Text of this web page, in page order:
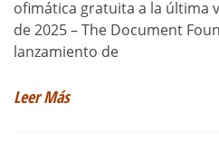
ofimática gratuita a la última
de 2025 – The Document
lanzamiento de
Leer Más